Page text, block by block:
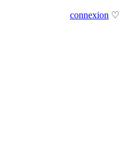
connexion ♡